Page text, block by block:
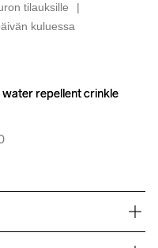
tilauksille
kuluessa
repellent crinkle
repellent crinkle